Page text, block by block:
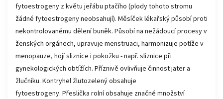
fytoestrogeny z květu jeřábu ptačího (plody tohoto stromu
žádné fytoestrogeny neobsahují). Měsíček lékařský působí proti
nekontrolovanému dělení buněk. Působí na nežádoucí procesy v
ženských orgánech, upravuje menstruaci, harmonizuje potíže v
menopauze, hojí sliznice i pokožku - např. sliznice při
gynekologických obtížích. Příznivě ovlivňuje činnost jater a
žlučníku. Kontryhel žlutozelený obsahuje
fytoestrogeny. Přeslička rolní obsahuje značné množství